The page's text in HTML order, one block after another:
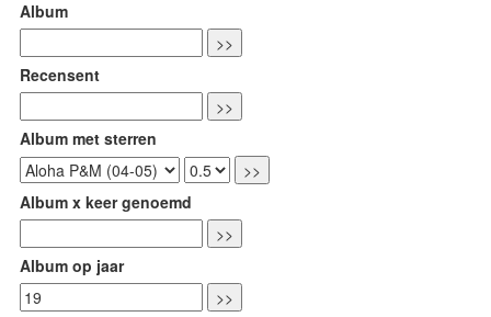
Album
Recensent
Album met sterren
Album x keer genoemd
Album op jaar